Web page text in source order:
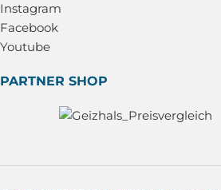
Instagram
Facebook
Youtube
PARTNER SHOP